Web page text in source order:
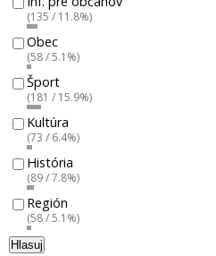
(135 / 11.8%)
Obec
(58 / 5.1%)
Šport
(181 / 15.9%)
Kultúra
(73 / 6.4%)
História
(89 / 7.8%)
Región
(58 / 5.1%)
Hlasuj